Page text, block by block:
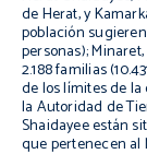
de Herat, y
población
personas);
2.188 familias
de los límites de
la Autoridad de
Shaidayee están
que pertenecen